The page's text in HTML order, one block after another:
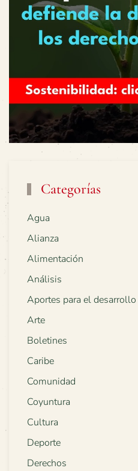
Categorías
Agua
Alianza
Alimentación
Análisis
Aportes para el desarrollo
Arte
Boletines
Caribe
Comunidad
Coyuntura
Cultura
Deporte
Derechos